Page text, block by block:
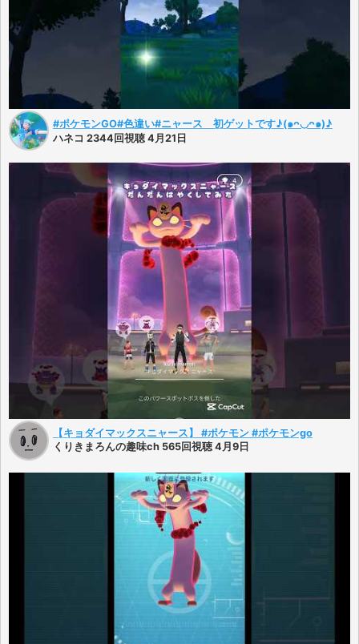
#ポケモンGO#色違い#ニャース 初ゲットです♪(๑ᴖ◡ᴖ๑)♪
ハネコ 2344回視聴 4月21日
【キョダイマックスニャース】 #ポケモン #ポケモンgo
くりきまろんの趣味ch 565回視聴 4月9日